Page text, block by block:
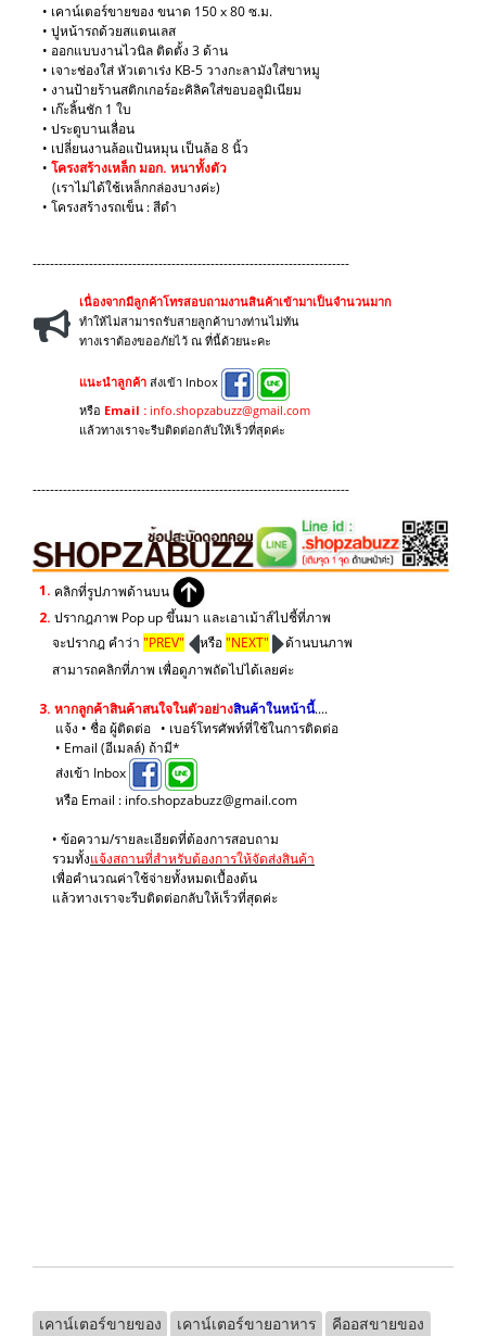
• เคาน์เตอร์ขายของ ขนาด 150 x 80 ซ.ม.
• ปูหน้ารถด้วยสแตนเลส
• ออกแบบงานไวนิล ติดตั้ง 3 ด้าน
• เจาะช่องใส่ หัวเตาเร่ง KB-5 วางกะลามังใส่ขาหมู
• งานป้ายร้านสติกเกอร์อะคิลิคใส่ขอบอลูมิเนียม
• เก๊ะลิ้นชัก 1 ใบ
• ประตูบานเลื่อน
• เปลี่ยนงานล้อแป้นหมุน เป็นล้อ 8 นิ้ว
​• โครงสร้างเหล็ก มอก. หนาทั้งตัว
(เราไม่ได้ใช้เหล็กกล่องบางค่ะ)
​• โครงสร้างรถเข็น : สีดำ
-------------------------------------------------------------------------
เนื่องจากมีลูกค้าโทรสอบถามงานสินค้าเข้ามาเป็นจำนวนมาก
ทำให้ไม่สามารถรับสายลูกค้าบางท่านไม่ทัน
ทางเราต้องขออภัยไว้ ณ ที่นี้ด้วยนะคะ
แนะนำลูกค้า ส่งเข้า Inbox
หรือ Email : info.shopzabuzz@gmail.com
แล้วทางเราจะรีบติดต่อกลับให้เร็วที่สุดค่ะ
-------------------------------------------------------------------------
1. คลิกที่รูปภาพด้านบน
2. ปรากฎภาพ Pop up ขึ้นมา และเอาเม้าส์ไปชี้ที่ภาพ
จะปรากฎ คำว่า "PREV" หรือ"NEXT"
ด้านบนภาพ
สามารถคลิกที่ภาพ เพื่อดูภาพถัดไปได้เลยค่ะ
3. หากลูกค้าสินค้าสนใจในตัวอย่างสินค้าในหน้านี้....
แจ้ง • ชื่อ ผู้ติดต่อ • เบอร์โทรศัพท์ที่ใช้ในการติดต่อ
• Email (อีเมลล์) ถ้ามี*
ส่งเข้า Inbox
หรือ Email : info.shopzabuzz@gmail.com
• ข้อความ/รายละเอียดที่ต้องการสอบถาม
รวมทั้งแจ้งสถานที่สำหรับต้องการให้จัดส่งสินค้า
เพื่อคำนวณค่าใช้จ่ายทั้งหมดเบื้องต้น
แล้วทางเราจะรีบติดต่อกลับให้เร็วที่สุดค่ะ
เคาน์เตอร์ขายของ เคาน์เตอร์ขายอาหาร คีออสขายของ